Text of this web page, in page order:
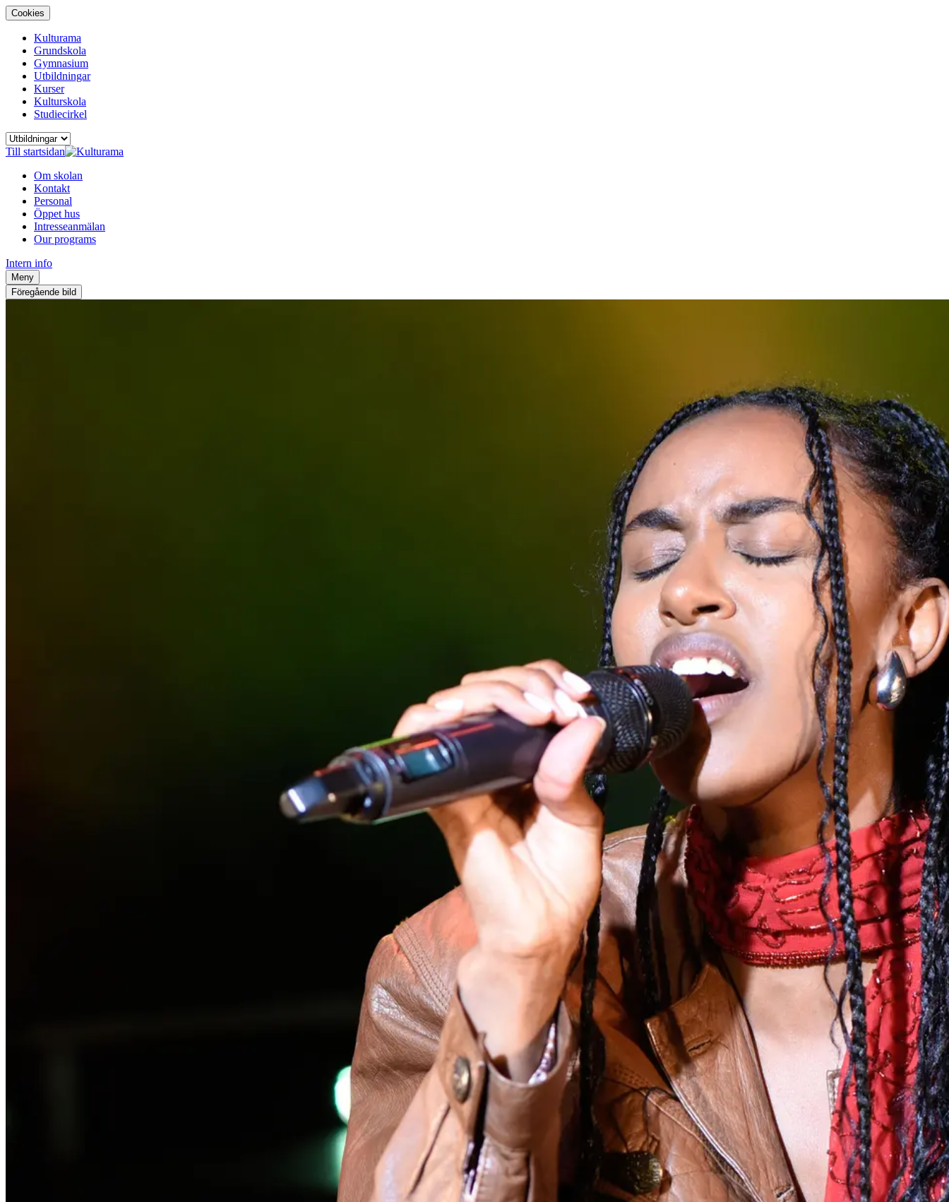
Cookies
Kulturama
Grundskola
Gymnasium
Utbildningar
Kurser
Kulturskola
Studiecirkel
Till startsidan
Om skolan
Kontakt
Personal
Öppet hus
Intresseanmälan
Our programs
Intern info
Meny
Föregående bild